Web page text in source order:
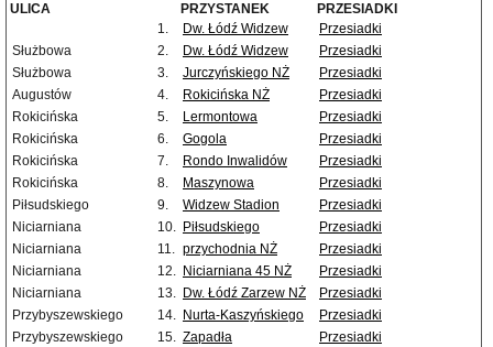
ULICA PRZYSTANEK
PRZESIADKI
1.
Dw. Łódź Widzew
Przesiadki
Służbowa
2. Dw. Łódź Widzew
Przesiadki
Służbowa
3. Jurczyńskiego NŻ
Przesiadki
Augustów
4. Rokicińska NŻ
Przesiadki
Rokicińska
5. Lermontowa
Przesiadki
Rokicińska
6. Gogola
Przesiadki
Rokicińska
7. Rondo Inwalidów
Przesiadki
Rokicińska
8. Maszynowa
Przesiadki
Piłsudskiego
9. Widzew Stadion
Przesiadki
Niciarniana
10. Piłsudskiego
Przesiadki
Niciarniana
11. przychodnia NŻ
Przesiadki
Niciarniana
12. Niciarniana 45 NŻ
Przesiadki
Niciarniana
13. Dw. Łódź Zarzew NŻ
Przesiadki
Przybyszewskiego
14. Nurta-Kaszyńskiego
Przesiadki
Przybyszewskiego
15. Zapadła
Przesiadki